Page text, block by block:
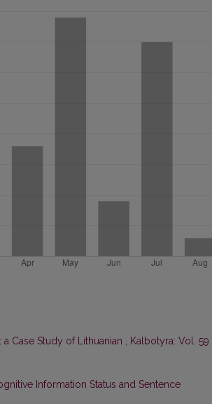
Case Study of Lithuanian , Kalbotyra: Vol. 59
Information Status and Sentence